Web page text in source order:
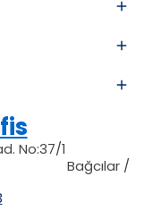
No:37/1
Bağcılar /